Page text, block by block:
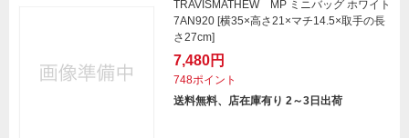
TRAVISMATHEW MP ミニバッグ ホワイト
7AN920 [横35×高さ21×マチ14.5×取手の長
さ27cm]
7,480円
748ポイント
送料無料、店在庫有り 2～3日出荷